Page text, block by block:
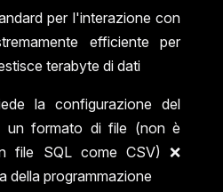
per l'interazione con
efficiente per
terabyte di dati
la configurazione del
un formato di file (non è
file SQL come CSV) ❌
della programmazione